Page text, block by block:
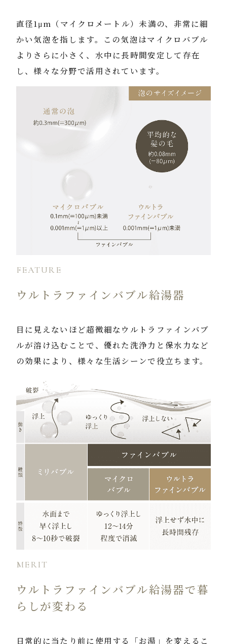
直径1μm（マイクロメートル）未満の、非常に細
かい気泡を指します。この気泡はマイクロバブル
よりさらに小さく、水中に長時間安定して存在
し、様々な分野で活用されています。
FEATURE
ウルトラファインバブル給湯器
目に見えないほど超微細なウルトラファインバブ
ルが溶け込むことで、優れた洗浄力と保水力など
の効果により、様々な生活シーンで役立ちます。
MERIT
ウルトラファインバブル給湯器で暮
らしが変わる
日常的に当たり前に使用する「お湯」を変えるこ